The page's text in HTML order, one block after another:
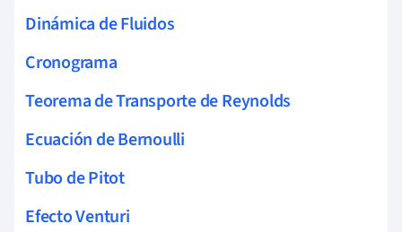
Dinámica de Fluidos
Cronograma
Teorema de Transporte de Reynolds
Ecuación de Bernoulli
Tubo de Pitot
Efecto Venturi